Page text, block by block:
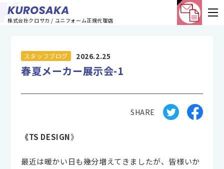
株式会社クロサカ / ユニフォーム正規代理店
スタッフブログ 2026.2.25
春夏メーカー展示会-1
SHARE
《TS DESIGN》
最近は暖かい日も幾分増えてきましたが、皆様いか